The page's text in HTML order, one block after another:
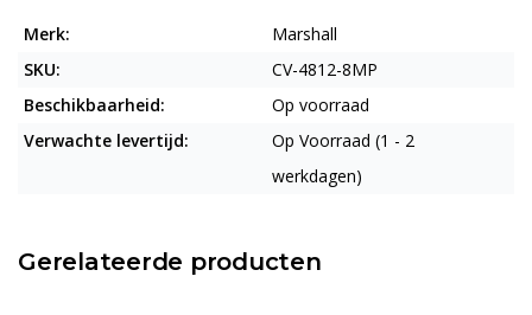
Merk:
Marshall
SKU:
CV-4812-8MP
Beschikbaarheid:
Op voorraad
Verwachte levertijd:
Op Voorraad (1 - 2
werkdagen)
Gerelateerde producten